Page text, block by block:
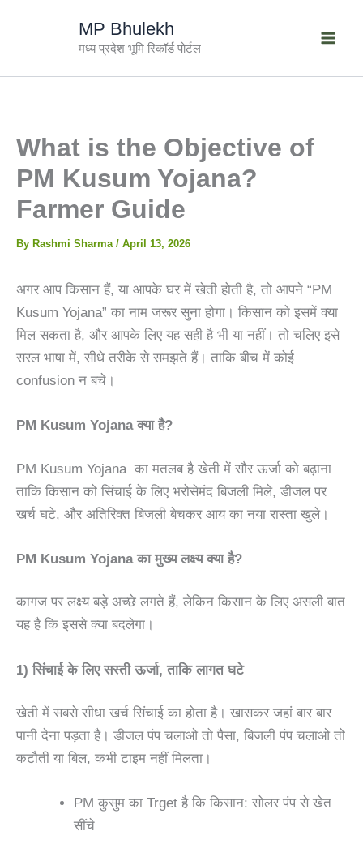
MP Bhulekh
मध्य प्रदेश भूमि रिकॉर्ड पोर्टल
What is the Objective of
PM Kusum Yojana?
Farmer Guide
By Rashmi Sharma / April 13, 2026
अगर आप किसान हैं, या आपके घर में खेती होती है, तो आपने “PM
Kusum Yojana” का नाम जरूर सुना होगा। किसान को इसमें क्या
मिल सकता है, और आपके लिए यह सही है भी या नहीं। तो चलिए इसे
सरल भाषा में, सीधे तरीके से समझते हैं। ताकि बीच में कोई
confusion न बचे।
PM Kusum Yojana क्या है?
PM Kusum Yojana का मतलब है खेती में सौर ऊर्जा को बढ़ाना
ताकि किसान को सिंचाई के लिए भरोसेमंद बिजली मिले, डीजल पर
खर्च घटे, और अतिरिक्त बिजली बेचकर आय का नया रास्ता खुले।
PM Kusum Yojana का मुख्य लक्ष्य क्या है?
कागज पर लक्ष्य बड़े अच्छे लगते हैं, लेकिन किसान के लिए असली बात
यह है कि इससे क्या बदलेगा।
1) सिंचाई के लिए सस्ती ऊर्जा, ताकि लागत घटे
खेती में सबसे सीधा खर्च सिंचाई का होता है। खासकर जहां बार बार
पानी देना पड़ता है। डीजल पंप चलाओ तो पैसा, बिजली पंप चलाओ तो
कटौती या बिल, कभी टाइम नहीं मिलता।
PM कुसुम का Trget है कि किसान: सोलर पंप से खेत
सींचे